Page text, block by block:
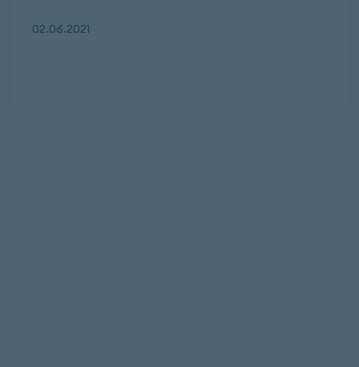
02.06.2021